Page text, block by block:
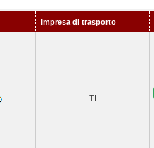
Impresa di trasporto
TI